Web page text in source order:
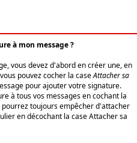
à mon message ?
vous devez d'abord en créer une, en
pouvez cocher la caseAttacher sa
pour ajouter votre signature.
à tous vos messages en cochant la
toujours empêcher d'attacher
en décochant la case Attacher sa